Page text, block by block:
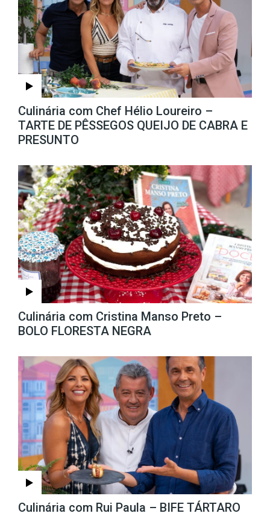
Culinária com Chef Hélio Loureiro –
TARTE DE PÊSSEGOS QUEIJO DE CABRA E
PRESUNTO
Culinária com Cristina Manso Preto –
BOLO FLORESTA NEGRA
Culinária com Rui Paula – BIFE TÁRTARO